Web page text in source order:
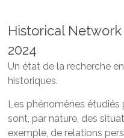
Historical
2024
Un état de la recherche
historiques.
Les phénomènes étudiés
sont, par nature, des
exemple, de relations